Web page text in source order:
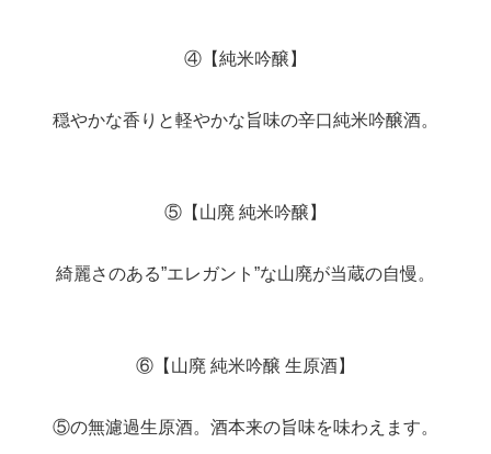
④【純米吟醸】
穏やかな香りと軽やかな旨味の辛口純米吟醸酒。
⑤【山廃 純米吟醸】
綺麗さのある”エレガント”な山廃が当蔵の自慢。
⑥【山廃 純米吟醸 生原酒】
⑤の無濾過生原酒。酒本来の旨味を味わえます。